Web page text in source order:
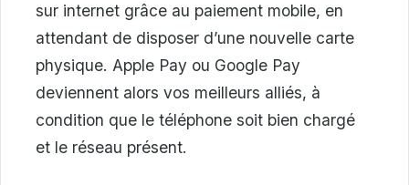
sur internet grâce au paiement mobile, en
attendant de disposer d’une nouvelle carte
physique. Apple Pay ou Google Pay
deviennent alors vos meilleurs alliés, à
condition que le téléphone soit bien chargé
et le réseau présent.